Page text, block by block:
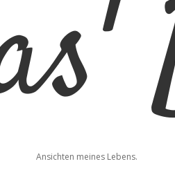
Ansichten meines Lebens.